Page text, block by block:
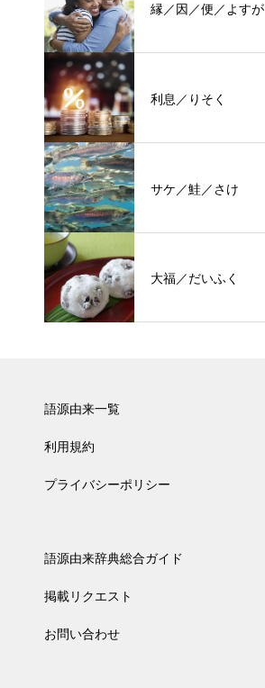
縁／因／便／よすが
利息／りそく
サケ／鮭／さけ
大福／だいふく
語源由来一覧
利用規約
プライバシーポリシー
語源由来辞典総合ガイド
掲載リクエスト
お問い合わせ